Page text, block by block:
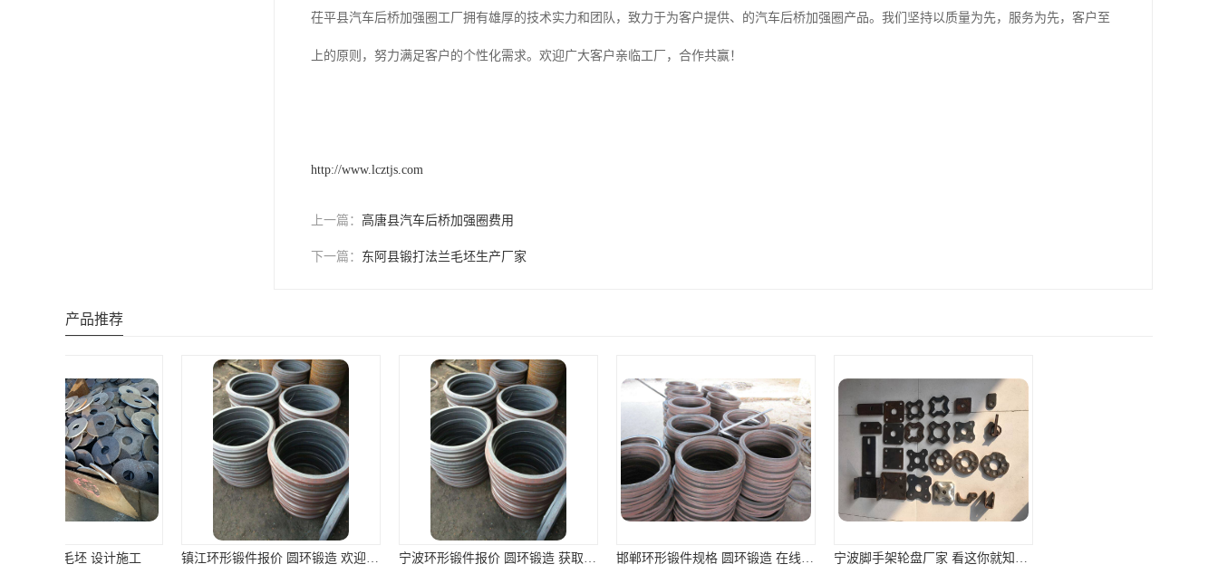
茌平县汽车后桥加强圈工厂拥有雄厚的技术实力和团队，致力于为客户提供、的汽车后桥加强圈产品。我们坚持以质量为先，服务为先，客户至
上的原则，努力满足客户的个性化需求。欢迎广大客户亲临工厂，合作共赢！
http://www.lcztjs.com
上一篇： 高唐县汽车后桥加强圈费用
下一篇： 东阿县锻打法兰毛坯生产厂家
产品推荐
镇江环形锻件报价 圆环锻造 欢迎来电洽谈 宁波环形锻件报价 圆环锻造 获取报价在这里 邯郸环形锻件规格 圆环锻造 在线免费咨询 宁波脚手架轮盘厂家 看这你就知道了